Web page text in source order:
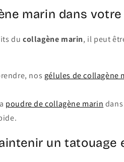
marin dans
du collagène marin, il peut
nos gélules de collagène
poudre de collagène marin
un tatouage